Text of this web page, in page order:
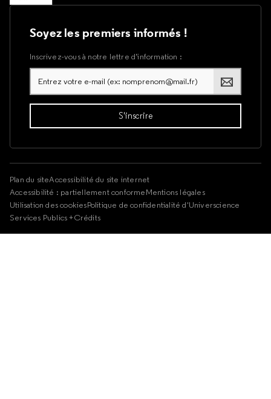
Soyez les premiers informés !
Inscrivez-vous à notre lettre d’information :
Plan du siteAccessibilité du site internet
Accessibilité : partiellement conformeMentions légales
Utilisation des cookiesPolitique de confidentialité d'Universcience
Services Publics +Crédits